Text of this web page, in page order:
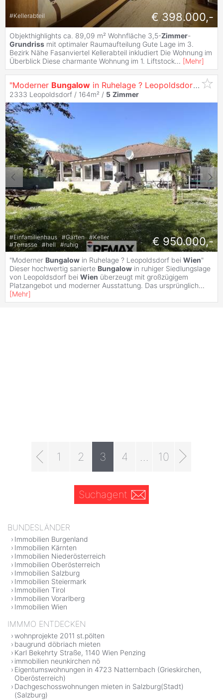
#Kellerabteil € 398.000,-
Objekthighlights ca. 89,09 m² Wohnfläche 3,5-Zimmer-
Grundriss mit optimaler Raumaufteilung Gute Lage im 3.
Bezirk Nähe Fasanviertel Kellerabteil inkludiert Die Wohnung im
Überblick Diese charmante Wohnung im 1. Liftstock... [Mehr]
"Moderner Bungalow in Ruhelage ? Leopoldsdorf bei
2333 Leopoldsdorf / 164m² / 5 Zimmer
#Einfamilienhaus #Garten #Keller
#Terrasse #hell #ruhig € 950.000,-
"Moderner Bungalow in Ruhelage ? Leopoldsdorf bei Wien"
Dieser hochwertig sanierte Bungalow in ruhiger Siedlungslage
von Leopoldsdorf bei Wien überzeugt mit großzügigem
Platzangebot und moderner Ausstattung. Das ursprünglich...
[Mehr]
1 2 3 4 10
Suchagent
BUNDESLÄNDER
Immobilien Burgenland
Immobilien Kärnten
Immobilien Niederösterreich
Immobilien Oberösterreich
Immobilien Salzburg
Immobilien Steiermark
Immobilien Tirol
Immobilien Vorarlberg
Immobilien Wien
IMMMO ENTDECKEN
wohnprojekte 2011 st.pölten
baugrund döbriach mieten
Karl Bekehrty Straße, 1140 Wien Penzing
immobilien neunkirchen nö
Eigentumswohnungen in 4723 Natternbach (Grieskirchen,
Oberösterreich)
Dachgeschosswohnungen mieten in Salzburg(Stadt)
(Salzburg)